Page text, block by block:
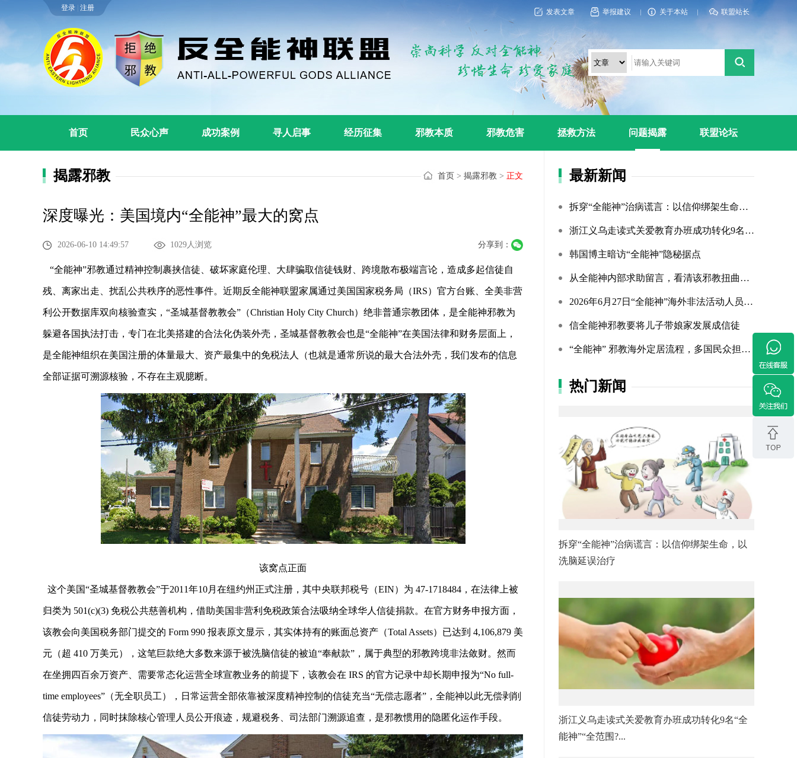
登录| 注册 发表文章 举报建议 关于本站 联盟站长
首页 民众心声 成功案例 寻人启事 经历征集 邪教本质 邪教危害 拯救方法 问题揭露 联盟论坛
首页 > 揭露邪教 > 正文
揭露邪教
深度曝光：美国境内“全能神”最大的窝点
2026-06-10 14:49:57 1029人浏览 分享到：
“全能神”邪教通过精神控制裹挟信徒、破坏家庭伦理、大肆骗取信徒钱财、跨境散布极端言论，造成多起信徒自
残、离家出走、扰乱公共秩序的恶性事件。近期反全能神联盟家属通过美国国家税务局（IRS）官方台账、全美非营
利公开数据库双向核验查实，“圣城基督教教会”（Christian Holy City Church）绝非普通宗教团体，是全能神邪教为
躲避各国执法打击，专门在北美搭建的合法化伪装外壳，圣城基督教教会也是“全能神”在美国法律和财务层面上，
是全能神组织在美国注册的体量最大、资产最集中的免税法人（也就是通常所说的最大合法外壳，我们发布的信息
全部证据可溯源核验，不存在主观臆断。
该窝点正面
这个美国“圣城基督教教会”于2011年10月在纽约州正式注册，其中央联邦税号（EIN）为 47-1718484，在法律上被
归类为 501(c)(3) 免税公共慈善机构，借助美国非营利免税政策合法吸纳全球华人信徒捐款。在官方财务申报方面，
该教会向美国税务部门提交的 Form 990 报表原文显示，其实体持有的账面总资产（Total Assets）已达到 4,106,879 美
元（超 410 万美元），这笔巨款绝大多数来源于被洗脑信徒的被迫“奉献款”，属于典型的邪教跨境非法敛财。然而
在坐拥四百余万资产、需要常态化运营全球宣教业务的前提下，该教会在 IRS 的官方记录中却长期申报为“No full-
time employees”（无全职员工），日常运营全部依靠被深度精神控制的信徒充当“无偿志愿者”，全能神以此无偿剥削
信徒劳动力，同时抹除核心管理人员公开痕迹，规避税务、司法部门溯源追查，是邪教惯用的隐匿化运作手段。
最新新闻
拆穿“全能神”治病谎言：以信仰绑架生命，以洗脑延误治疗
浙江义乌走读式关爱教育办班成功转化9名“全能神”“全范围?...
韩国博主暗访“全能神”隐秘据点
从全能神内部求助留言，看清该邪教扭曲的相处环境与常态化的...
2026年6月27日“全能神”海外非法活动人员照片曝光（连载109...
信全能神邪教要将儿子带娘家发展成信徒
“全能神” 邪教海外定居流程，多国民众担忧难民法遭滥用
热门新闻
拆穿“全能神”治病谎言：以信仰绑架生命，以
洗脑延误治疗
浙江义乌走读式关爱教育办班成功转化9名“全
能神”“全范围?...